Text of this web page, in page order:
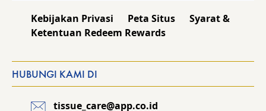
Kebijakan Privasi Peta Situs
Syarat &
Ketentuan Redeem Rewards
HUBUNGI KAMI DI
tissue_care@app.co.id